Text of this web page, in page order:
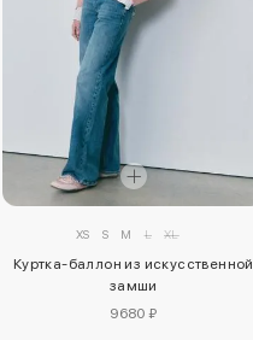
XS S M L XL
Куртка-баллон из искусственной
замши
9680 ₽